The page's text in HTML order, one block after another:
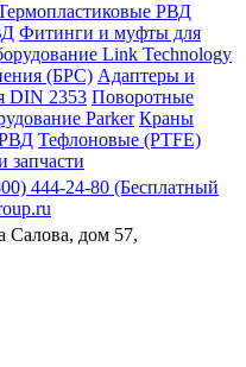
РВД
Фитинги и муфты для
Link Technology
(БРС) Адаптеры и
DIN 2353 Поворотные
Parker Краны
Тефлоновые (PTFE)
запчасти
444-24-80 (Бесплатный
Салова, дом 57,